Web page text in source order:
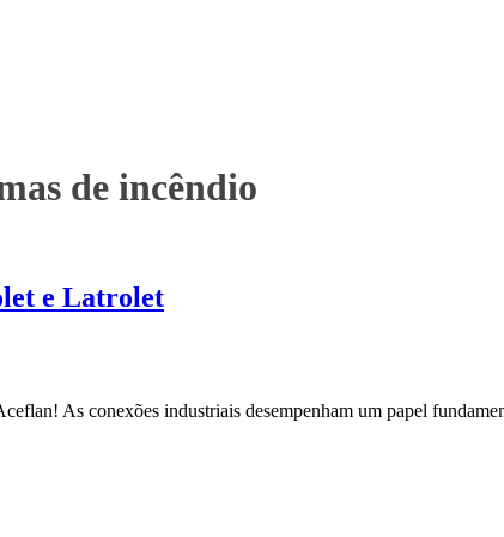
de incêndio
e Latrolet
As conexões industriais desempenham um papel